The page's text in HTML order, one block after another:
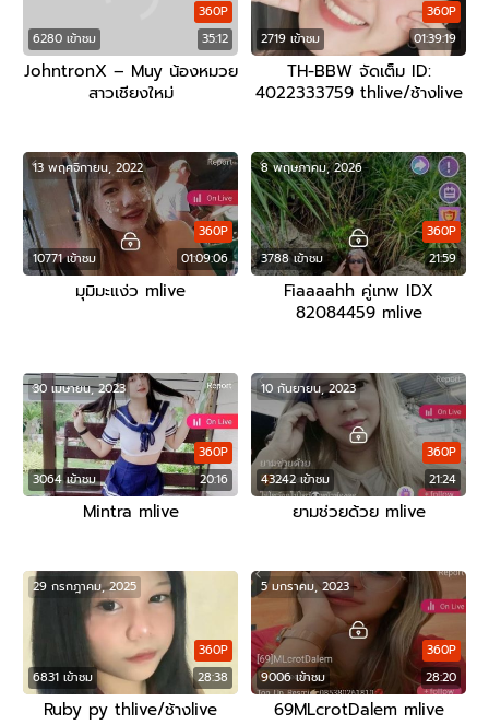
6280 เข้าชม 35:12
360P
JohntronX – Muy น้องหมวย
สาวเชียงใหม่
2719 เข้าชม 01:39:19
360P
TH-BBW จัดเต็ม ID:
4022333759 thlive/ช้างlive
10771 เข้าชม 01:09:06
360P
13 พฤศจิกายน, 2022
มุมิมะแง่ว mlive
3788 เข้าชม 21:59
360P
8 พฤษภาคม, 2026
Fiaaaahh คู่เทพ IDX
82084459 mlive
3064 เข้าชม 20:16
360P
30 เมษายน, 2023
Mintra mlive
43242 เข้าชม 21:24
360P
10 กันยายน, 2023
ยามช่วยด้วย mlive
6831 เข้าชม 28:38
360P
29 กรกฎาคม, 2025
Ruby py thlive/ช้างlive
9006 เข้าชม 28:20
360P
5 มกราคม, 2023
69MLcrotDalem mlive